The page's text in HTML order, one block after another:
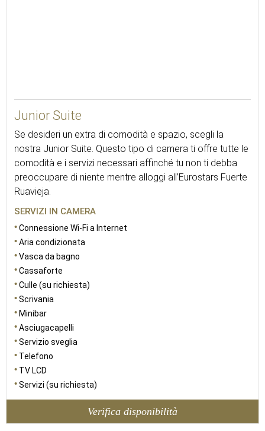
Junior Suite
Se desideri un extra di comodità e spazio, scegli la
nostra Junior Suite. Questo tipo di camera ti offre tutte le
comodità e i servizi necessari affinché tu non ti debba
preoccupare di niente mentre alloggi all’Eurostars Fuerte
Ruavieja.
SERVIZI IN CAMERA
Connessione Wi-Fi a Internet
Aria condizionata
Vasca da bagno
Cassaforte
Culle (su richiesta)
Scrivania
Minibar
Asciugacapelli
Servizio sveglia
Telefono
TV LCD
Servizi (su richiesta)
Verifica disponibilità